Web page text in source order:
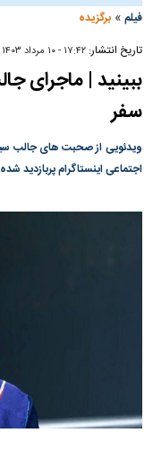
فیلم »برگزیده
تاریخ انتشار:۱۷:۴۲ - ۱۰ مرداد ۱۴۰۳
ببینید | ماجرای
سفر
ویدئویی از صحبت های جالب
اجتماعی اینستاگرام پربازدید